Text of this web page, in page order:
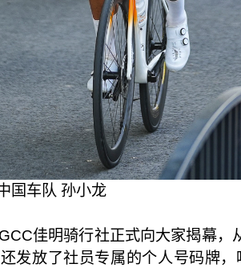
国车队 孙小龙
佳明骑行社正式向大家揭幕
发放了社员专属的个人号码牌